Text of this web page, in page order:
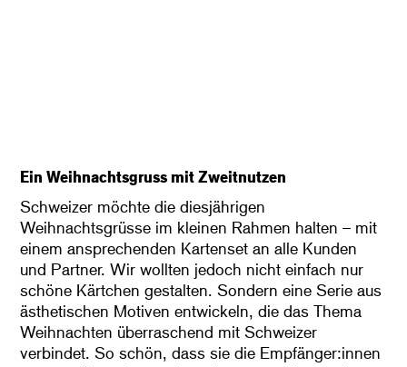
Ein Weihnachtsgruss mit Zweitnutzen
Schweizer möchte die diesjährigen
Weihnachtsgrüsse im kleinen Rahmen halten – mit
einem ansprechenden Kartenset an alle Kunden
und Partner. Wir wollten jedoch nicht einfach nur
schöne Kärtchen gestalten. Sondern eine Serie aus
ästhetischen Motiven entwickeln, die das Thema
Weihnachten überraschend mit Schweizer
verbindet. So schön, dass sie die Empfänger:innen